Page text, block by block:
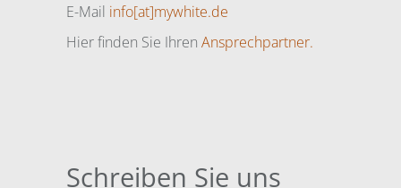
E-Mail info[at]mywhite.de
Hier finden Sie Ihren Ansprechpartner.
Schreiben Sie uns